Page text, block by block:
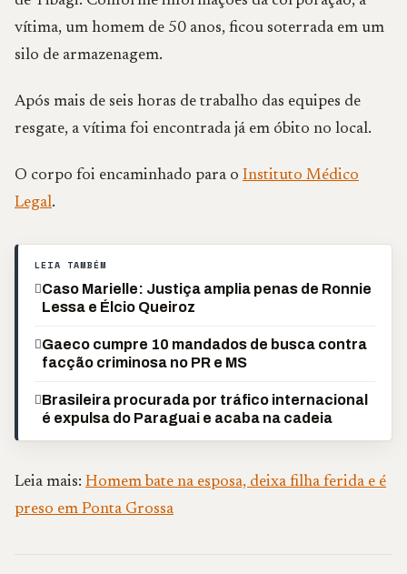
vítima, um homem de 50 anos, ficou soterrada em um
silo de armazenagem.
Após mais de seis horas de trabalho das equipes de
resgate, a vítima foi encontrada já em óbito no local.
O corpo foi encaminhado para o Instituto Médico
Legal.
LEIA TAMBÉM
Caso Marielle: Justiça amplia penas de Ronnie
Lessa e Élcio Queiroz
Gaeco cumpre 10 mandados de busca contra
facção criminosa no PR e MS
Brasileira procurada por tráfico internacional
é expulsa do Paraguai e acaba na cadeia
Leia mais: Homem bate na esposa, deixa filha ferida e é
preso em Ponta Grossa